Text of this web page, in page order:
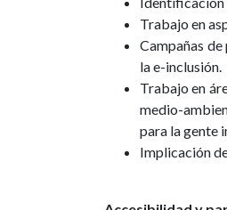
Trabajo en
Campañas
la e-inclusión.
Trabajo en
medio-
para la gente
Implicación